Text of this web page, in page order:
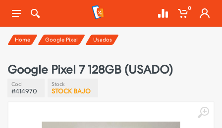
0
Home Google Pixel Usados
Google Pixel 7 128GB (USADO)
Cod
#414970
Stock
STOCK BAJO